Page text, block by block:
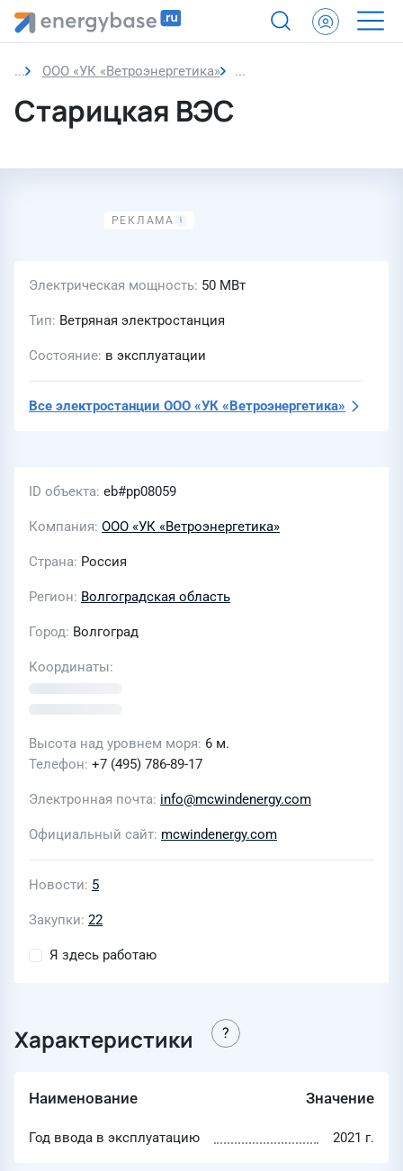
ООО «УК «Ветроэнергетика» Старицкая ВЭС
Старицкая ВЭС
Электрическая мощность 50 МВт
Тип Ветряная электростанция
Состояние в эксплуатации
Все электростанции ООО «УК «Ветроэнергетика»
ID объекта eb#pp08059
Компания ООО «УК «Ветроэнергетика»
Страна Россия
Регион Волгоградская область
Город Волгоград
Координаты
Высота над уровнем моря 6 м.
Телефон +7 (495) 786-89-17
Электронная почта info@mcwindenergy.com
Официальный сайт mcwindenergy.com
Новости 5
Закупки 22
Я здесь работаю
Характеристики
Наименование Значение
Год ввода в эксплуатацию 2021 г.